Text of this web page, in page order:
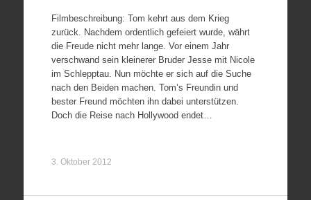
Filmbeschreibung: Tom kehrt aus dem Krieg
zurück. Nachdem ordentlich gefeiert wurde, währt
die Freude nicht mehr lange. Vor einem Jahr
verschwand sein kleinerer Bruder Jesse mit Nicole
im Schlepptau. Nun möchte er sich auf die Suche
nach den Beiden machen. Tom’s Freundin und
bester Freund möchten ihn dabei unterstützen.
Doch die Reise nach Hollywood endet…
3. Oktober 2012